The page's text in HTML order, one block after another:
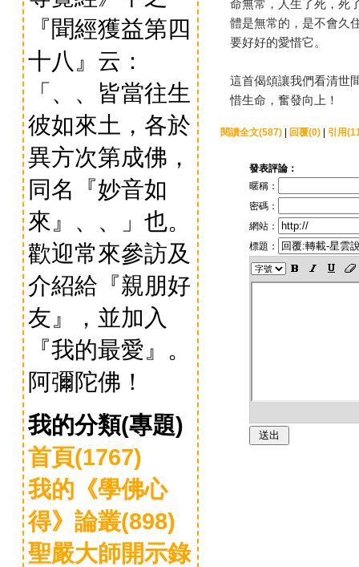
『聞經獲益第四
十八』云：
「、、皆當往生
彼如來土，各於
異方次第成佛，
同名『妙音如
來』、、」也。
歡迎常來參訪及
介紹給『親朋好
友』，並加入
『我的最愛』。
阿彌陀佛！
我的分類(專題)
首頁(1767)
我的《學佛心
得》論叢(898)
聖嚴大師開示錄
命無常，人生了死，死
體是無常的，是不會久
要好好的愛惜它。
這首偈頌讓我們看清世
惜生命，奮發向上！
閱讀全文(587) 回覆(0) 引用
發表評論：
暱稱：
密碼：
網站：
標題：